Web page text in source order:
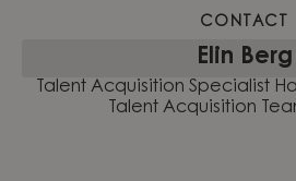
CONTACT
Elin Berg
Talent Acquisition Specialist
Talent Acquisition